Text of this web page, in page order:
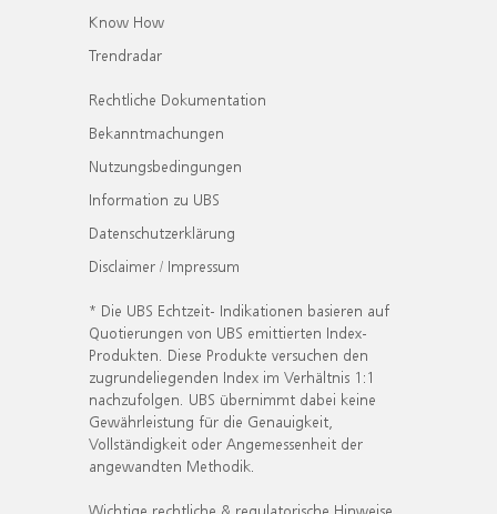
Know How
Trendradar
Rechtliche Dokumentation
Bekanntmachungen
Nutzungsbedingungen
Information zu UBS
Datenschutzerklärung
Disclaimer / Impressum
* Die UBS Echtzeit- Indikationen basieren auf
Quotierungen von UBS emittierten Index-
Produkten. Diese Produkte versuchen den
zugrundeliegenden Index im Verhältnis 1:1
nachzufolgen. UBS übernimmt dabei keine
Gewährleistung für die Genauigkeit,
Vollständigkeit oder Angemessenheit der
angewandten Methodik.